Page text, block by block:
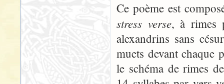
Ce poème est
stress verse, à rimes
alexandrins sans
muets devant chaque
le schéma de rimes